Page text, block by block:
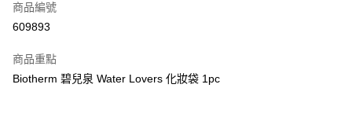
Apple Pay
WeChat Pay
商品編號
609893
商品重點
Biotherm 碧兒泉 Water Lovers 化妝袋 1pc